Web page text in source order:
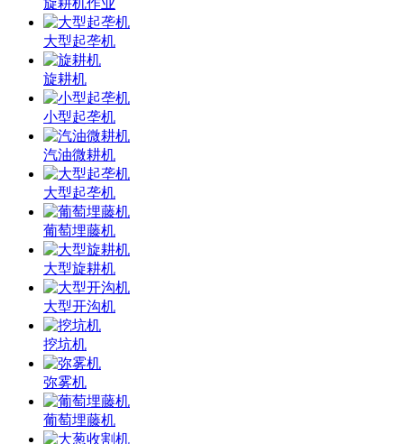
大型起垄机
旋耕机
小型起垄机
汽油微耕机
大型起垄机
葡萄埋藤机
大型旋耕机
大型开沟机
挖坑机
弥雾机
葡萄埋藤机